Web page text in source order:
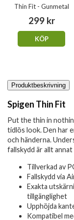
Thin Fit - Gunmetal
299 kr
KÖP
Produktbeskrivning
Spigen Thin Fit
Put the thin in
tidlös look. Den har
och händerna.
fallskydd är allt annat
Tillverkad av
Fallskydd via
Exakta
tillgänglighet
Upphöjda
Kompatibel